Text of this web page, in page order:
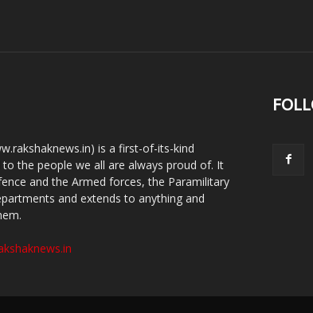
is a first-of-its-kind
the people we all are always proud of. It
and the Armed forces, the Paramilitary
and extends to anything and